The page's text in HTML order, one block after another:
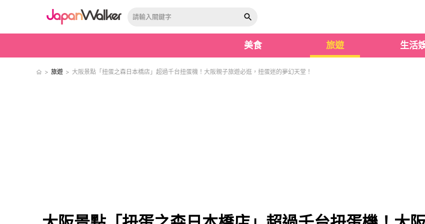
美食 旅遊 生活
> 旅遊 > 大阪景點「扭蛋之森日本橋店」超過千台扭蛋機！大阪親子旅遊必逛，扭蛋迷的夢幻天堂！